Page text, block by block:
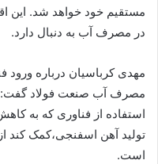
در مصرف آب به دنبال دارد.
مهدی کرباسیان درباره ورود
مصرف آب صنعت فولاد گفت:
استفاده از فناوری که به
تولید آهن اسفنجی،‌کمک کند
است.